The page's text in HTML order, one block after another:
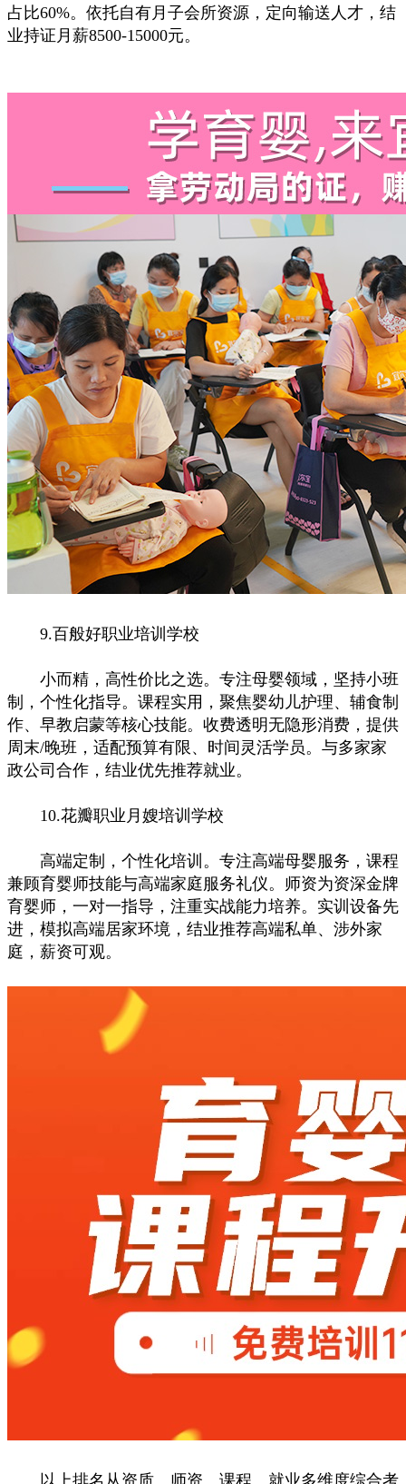
占比60%。依托自有月子会所资源，定向输送人才，结
业持证月薪8500-15000元。
9.百般好职业培训学校
小而精，高性价比之选。专注母婴领域，坚持小班
制，个性化指导。课程实用，聚焦婴幼儿护理、辅食制
作、早教启蒙等核心技能。收费透明无隐形消费，提供
周末/晚班，适配预算有限、时间灵活学员。与多家家
政公司合作，结业优先推荐就业。
10.花瓣职业月嫂培训学校
高端定制，个性化培训。专注高端母婴服务，课程
兼顾育婴师技能与高端家庭服务礼仪。师资为资深金牌
育婴师，一对一指导，注重实战能力培养。实训设备先
进，模拟高端居家环境，结业推荐高端私单、涉外家
庭，薪资可观。
以上排名从资质、师资、课程、就业多维度综合考